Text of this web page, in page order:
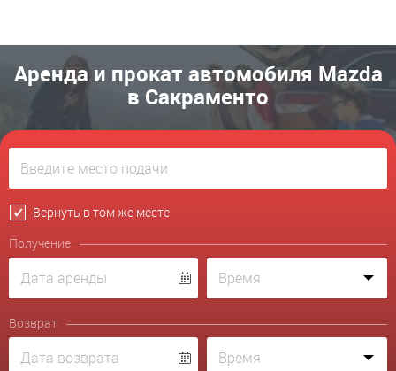
Аренда и прокат автомобиля Mazda
в Сакраменто
Вернуть в том же месте
Получение
Возврат